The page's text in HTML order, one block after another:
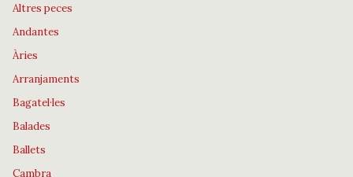
Altres peces
Andantes
Àries
Arranjaments
Bagatel·les
Balades
Ballets
Cambra